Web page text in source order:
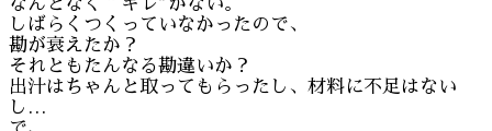
なんとなく＂キレ″がない。
しばらくつくっていなかったので、
勘が衰えたか？
それともたんなる勘違いか？
出汁はちゃんと取ってもらったし、材料に不足はない
し…